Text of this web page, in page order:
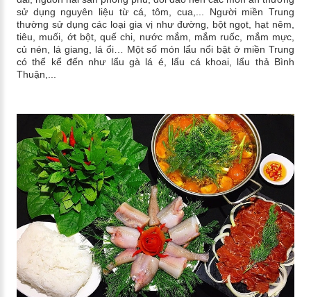
sử dụng nguyên liệu từ cá, tôm, cua,... Người miền Trung
thường sử dụng các loại gia vị như đường, bột ngọt, hạt nêm,
tiêu, muối, ớt bột, quế chi, nước mắm, mắm ruốc, mắm mực,
củ nén, lá giang, lá ổi… Một số món lẩu nổi bật ở miền Trung
có thể kể đến như lẩu gà lá é, lẩu cá khoai, lẩu thả Bình
Thuận,...